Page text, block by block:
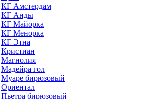
КГ Амстердам
КГ Анды
КГ Майорка
КГ Менорка
КГ Этна
Кристиан
Магнолия
Мадейра гол
Муаре бирюзовый
Ориентал
Пьетра бирюзовый